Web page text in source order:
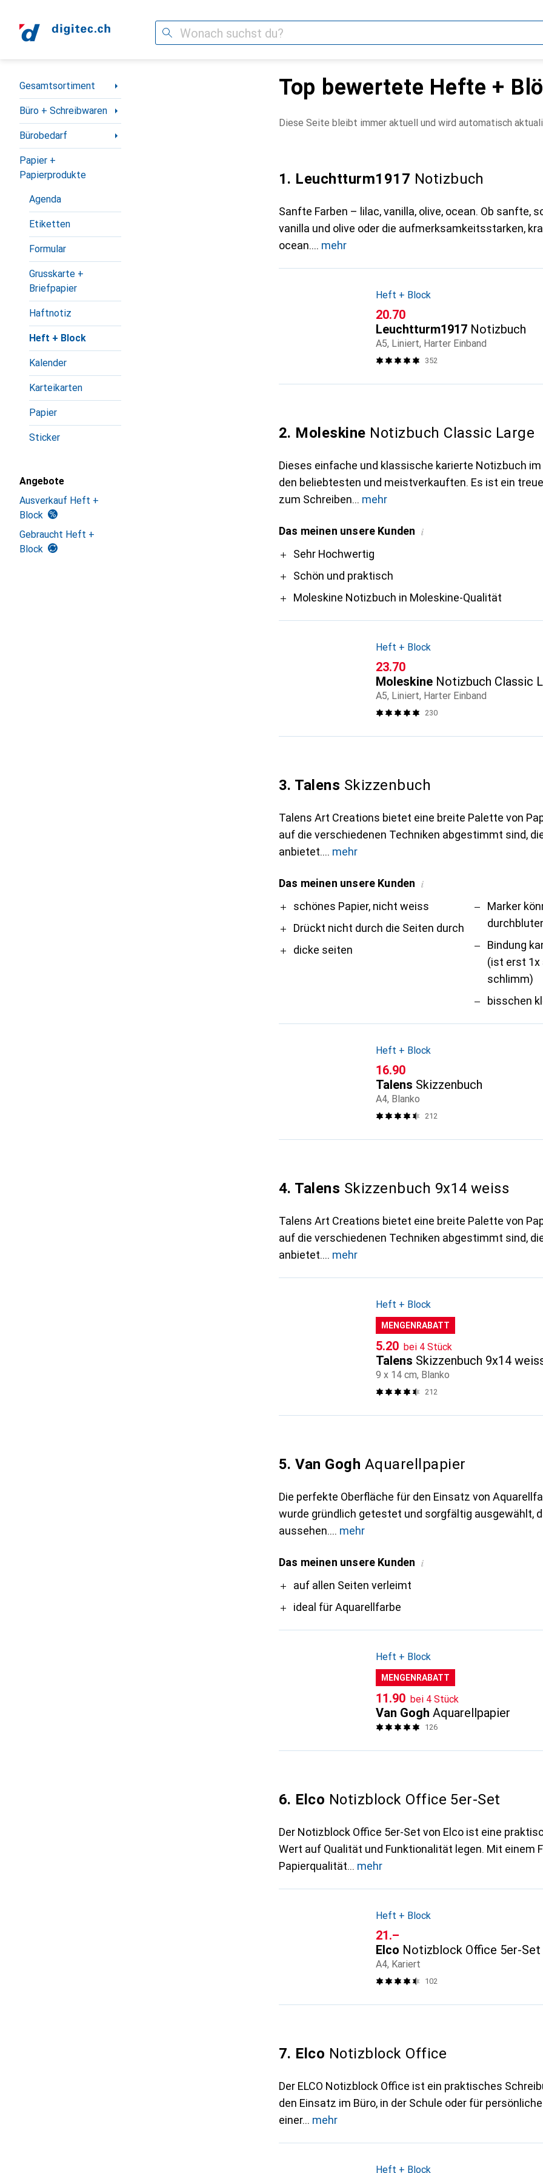
Suche
Navigation nach Kategorien
Gesamtsortiment
Büro + Schreibwaren
Bürobedarf
Papier +
Papierprodukte
Agenda
Etiketten
Formular
Grusskarte +
Briefpapier
Haftnotiz
Heft + Block
Kalender
Karteikarten
Papier
Sticker
Angebote
Ausverkauf Heft +
Block
Gebraucht Heft +
Block
Top bewertete Hefte +
Diese Seite bleibt immer aktuell und wird automatisch
1. Leuchtturm1917 Notizbuch
Sanfte Farben – lilac, vanilla, olive, ocean. Ob sanfte,
vanilla und olive oder die aufmerksamkeitsstarken,
ocean.
mehr
Heft + Block
CHF
20.70
Leuchtturm1917 Notizbuch
A5, Liniert, Harter Einband
352
2. Moleskine Notizbuch Classic Large
Dieses einfache und klassische karierte Notizbuch
den beliebtesten und meistverkauften. Es ist ein
zum Schreiben
mehr
Das meinen unsere Kunden i
ProSehr Hochwertig
Schön und praktisch
Moleskine Notizbuch in Moleskine-Qualität
Heft + Block
CHF
23.70
Moleskine Notizbuch Classic
A5, Liniert, Harter Einband
230
3. Talens Skizzenbuch
Talens Art Creations bietet eine breite Palette von
auf die verschiedenen Techniken abgestimmt sind,
anbietet.
mehr
Das meinen unsere Kunden i
Proschönes Papier, nicht weiss
Drückt nicht durch die Seiten durch
dicke seiten
Contra
Marker
Bindung
(ist erst 1x
schlimm)
bisschen
Heft + Block
CHF
16.90
Talens Skizzenbuch
A4, Blanko
212
4. Talens Skizzenbuch 9x14 weiss
Talens Art Creations bietet eine breite Palette von
auf die verschiedenen Techniken abgestimmt sind,
anbietet.
mehr
Heft + Block
MENGENRABATT
CHF
5.20 bei 4 Stück
Talens Skizzenbuch 9x14
9 x 14 cm, Blanko
212
5. Van Gogh Aquarellpapier
Die perfekte Oberfläche für den Einsatz von
wurde gründlich getestet und sorgfältig ausgewählt,
aussehen.
mehr
Das meinen unsere Kunden i
Proauf allen Seiten verleimt
ideal für Aquarellfarbe
Heft + Block
MENGENRABATT
CHF
11.90 bei 4 Stück
Van Gogh Aquarellpapier
126
6. Elco Notizblock Office 5er-Set
Der Notizblock Office 5er-Set von Elco ist eine
Wert auf Qualität und Funktionalität legen. Mit einem
Papierqualität
mehr
Heft + Block
CHF
21.–
Elco Notizblock Office 5er-Set
A4, Kariert
102
7. Elco Notizblock Office
Der ELCO Notizblock Office ist ein praktisches
den Einsatz im Büro, in der Schule oder für
einer
mehr
Heft + Block